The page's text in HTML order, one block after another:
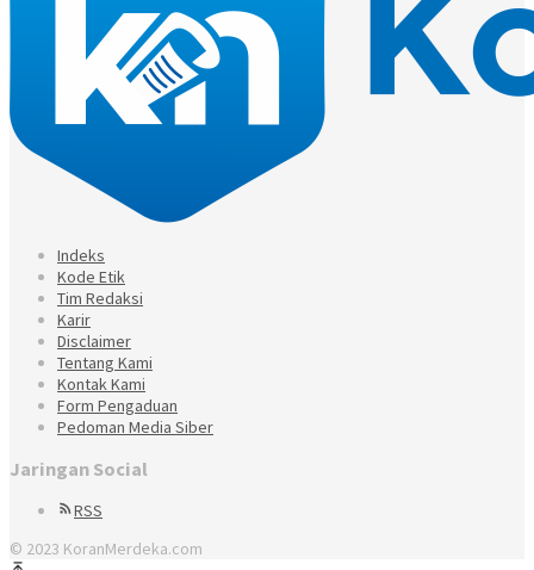
Indeks
Kode Etik
Tim Redaksi
Karir
Disclaimer
Tentang Kami
Kontak Kami
Form Pengaduan
Pedoman Media Siber
Jaringan Social
RSS
© 2023 KoranMerdeka.com